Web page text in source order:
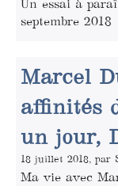
Un essai à
septembre 2018
Marcel
affinités
un jour,
18 juillet 2018, par
Ma vie avec